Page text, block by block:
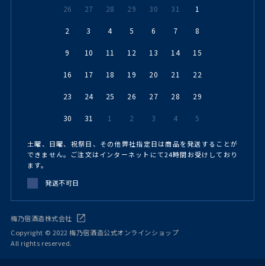
26 27 28 29 30 31 1
2 3 4 5 6 7 8
9 10 11 12 13 14 15
16 17 18 19 20 21 22
23 24 25 26 27 28 29
30 31 1 2 3 4 5
土曜、日曜、祝祭日、その他弊社指定日は商品を発送することが
できません。ご注文はインターネットにて24時間お受けしており
ます。
発送不可日
梅乃宿酒造株式会社
Copyright © 2022 梅乃宿酒造公式オンラインショップ
All rights reserved.